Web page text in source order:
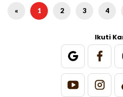
« 1 2 3 4
Ikuti